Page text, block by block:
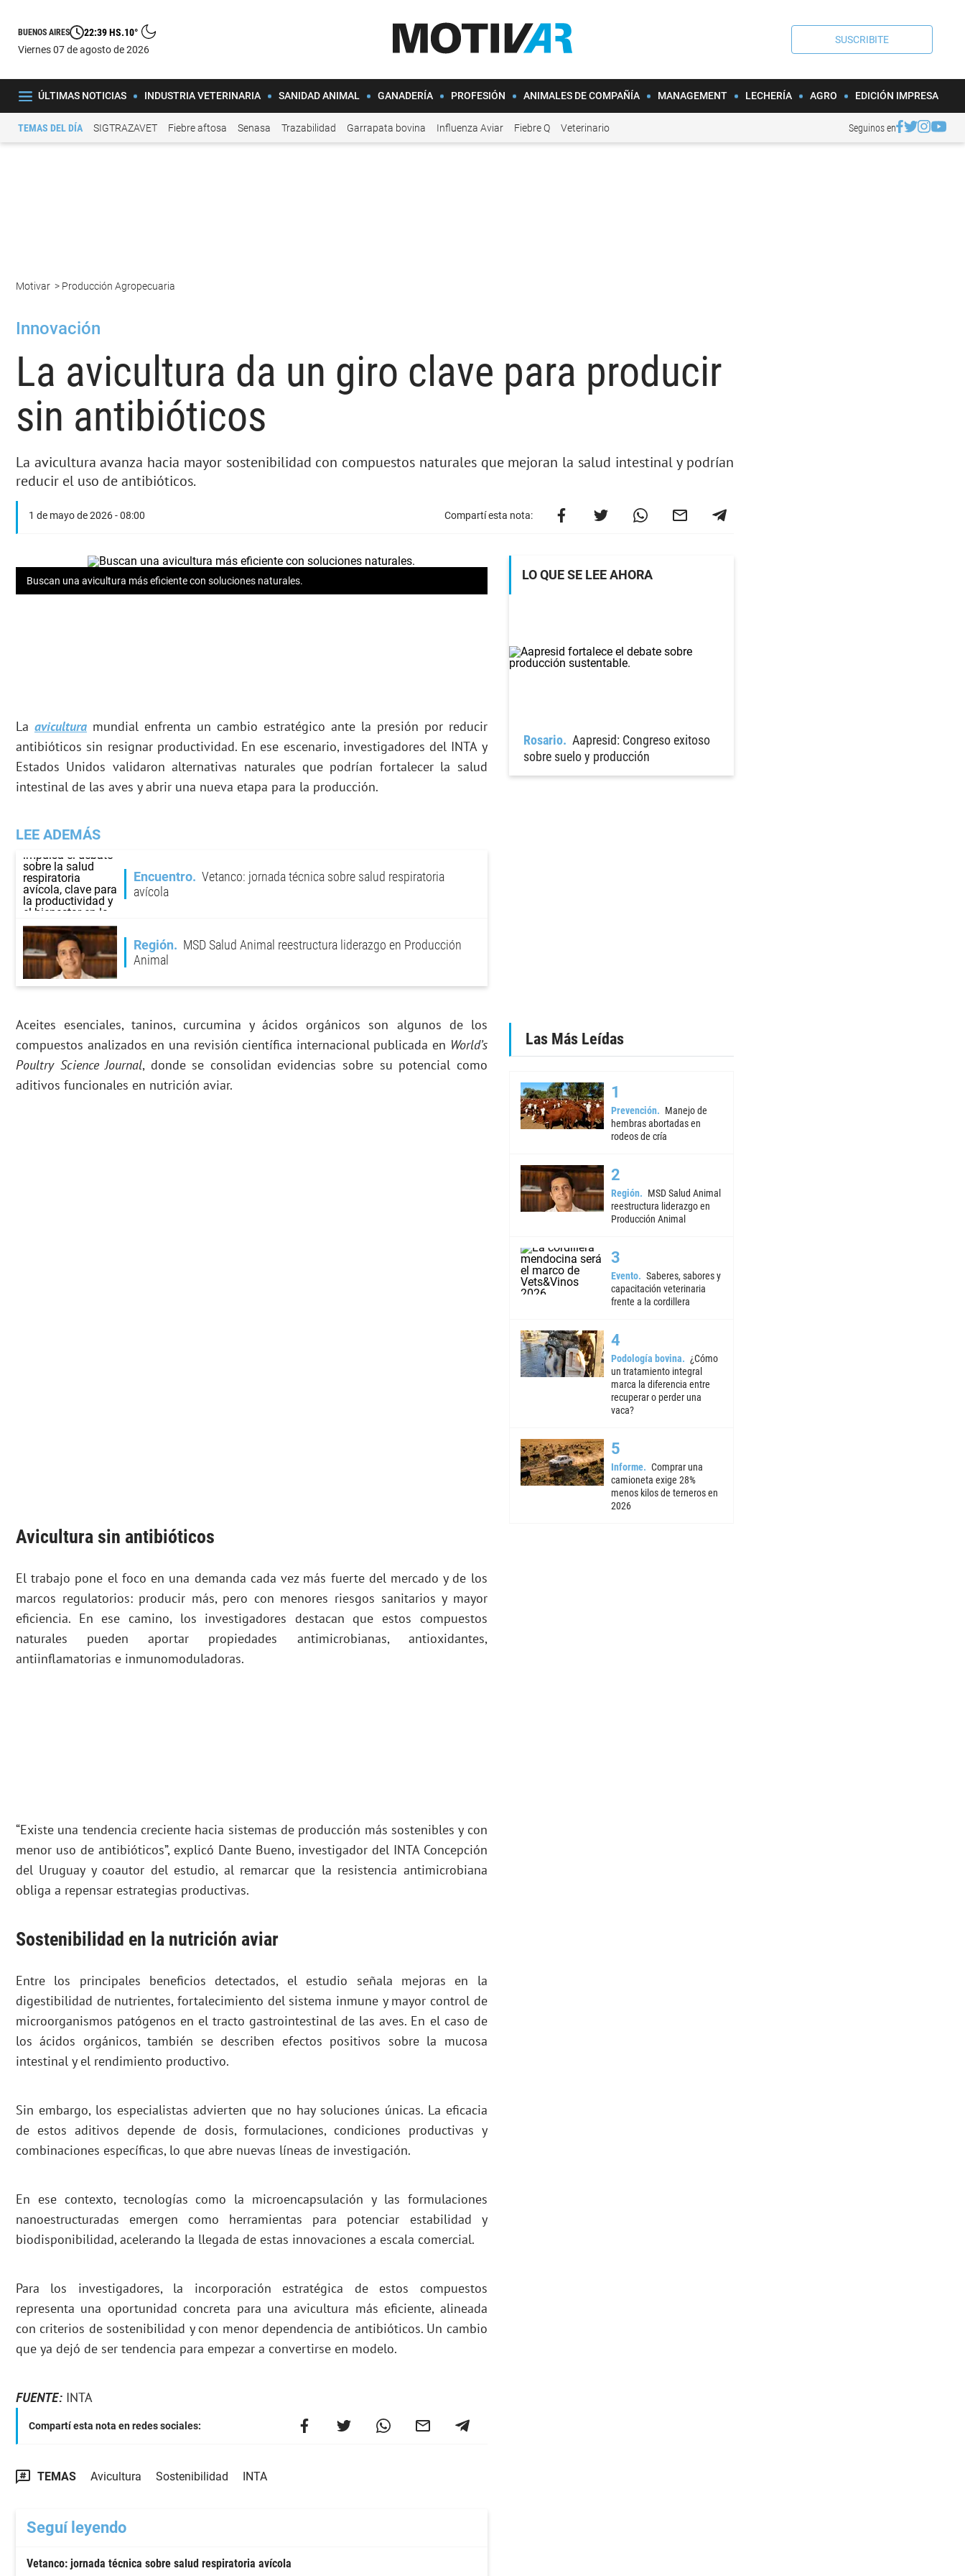
BUENOS AIRES 22:39 HS.10°
viernes 07 de agosto de 2026
SUSCRIBITE
ÚLTIMAS NOTICIAS INDUSTRIA VETERINARIA SANIDAD ANIMAL GANADERÍA PROFESIÓN ANIMALES DE COMPAÑÍA MANAGEMENT LECHERÍA AGRO EDICIÓN IMPRESA
TEMAS DEL DÍA SIGTRAZAVET Fiebre aftosa Senasa Trazabilidad Garrapata bovina Influenza Aviar Fiebre Q Veterinario Seguinos en
Motivar > Producción Agropecuaria
Innovación
La avicultura da un giro clave para producir
sin antibióticos
La avicultura avanza hacia mayor sostenibilidad con compuestos naturales que mejoran la salud intestinal y podrían
reducir el uso de antibióticos.
1 de mayo de 2026 - 08:00 Compartí esta nota:
Buscan una avicultura más eficiente con soluciones naturales.
La aviculturamundial enfrenta un cambio estratégico ante la presión por reducir
antibióticos sin resignar productividad. En ese escenario, investigadores del INTA y
Estados Unidos validaron alternativas naturales que podrían fortalecer la salud
intestinal de las aves y abrir una nueva etapa para la producción.
LEE ADEMÁS
Encuentro
Vetanco: jornada técnica sobre salud respiratoria
avícola
Región
MSD Salud Animal reestructura liderazgo en Producción
Animal
Aceites esenciales, taninos, curcumina y ácidos orgánicos son algunos de los
compuestos analizados en una revisión científica internacional publicada en World’s
Poultry Science Journal, donde se consolidan evidencias sobre su potencial como
aditivos funcionales en nutrición aviar.
Avicultura sin antibióticos
El trabajo pone el foco en una demanda cada vez más fuerte del mercado y de los
marcos regulatorios: producir más, pero con menores riesgos sanitarios y mayor
eficiencia. En ese camino, los investigadores destacan que estos compuestos
naturales pueden aportar propiedades antimicrobianas, antioxidantes,
antiinflamatorias e inmunomoduladoras.
“Existe una tendencia creciente hacia sistemas de producción más sostenibles y con
menor uso de antibióticos”, explicó Dante Bueno, investigador del INTA Concepción
del Uruguay y coautor del estudio, al remarcar que la resistencia antimicrobiana
obliga a repensar estrategias productivas.
Sostenibilidad en la nutrición aviar
Entre los principales beneficios detectados, el estudio señala mejoras en la
digestibilidad de nutrientes, fortalecimiento del sistema inmune y mayor control de
microorganismos patógenos en el tracto gastrointestinal de las aves. En el caso de
los ácidos orgánicos, también se describen efectos positivos sobre la mucosa
intestinal y el rendimiento productivo.
Sin embargo, los especialistas advierten que no hay soluciones únicas. La eficacia
de estos aditivos depende de dosis, formulaciones, condiciones productivas y
combinaciones específicas, lo que abre nuevas líneas de investigación.
En ese contexto, tecnologías como la microencapsulación y las formulaciones
nanoestructuradas emergen como herramientas para potenciar estabilidad y
biodisponibilidad, acelerando la llegada de estas innovaciones a escala comercial.
Para los investigadores, la incorporación estratégica de estos compuestos
representa una oportunidad concreta para una avicultura más eficiente, alineada
con criterios de sostenibilidad y con menor dependencia de antibióticos. Un cambio
que ya dejó de ser tendencia para empezar a convertirse en modelo.
FUENTE: INTA
Compartí esta nota en redes sociales:
TEMAS Avicultura Sostenibilidad INTA
Seguí leyendo
Vetanco: jornada técnica sobre salud respiratoria avícola
LO QUE SE LEE AHORA
Rosario
Aapresid: Congreso exitoso
sobre suelo y producción
Las Más Leídas
Prevención
Manejo de
hembras abortadas en
rodeos de cría
Región
MSD Salud Animal
reestructura liderazgo en
Producción Animal
Evento
Saberes, sabores y
capacitación veterinaria
frente a la cordillera
Podología bovina
¿Cómo
un tratamiento integral
marca la diferencia entre
recuperar o perder una
vaca?
Informe
Comprar una
camioneta exige 28%
menos kilos de terneros en
2026